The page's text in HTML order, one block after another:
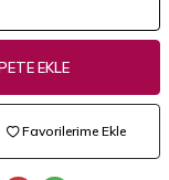
EKLE
Favorilerime Ekle